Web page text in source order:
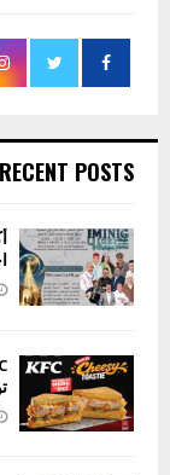
RECENT POSTS